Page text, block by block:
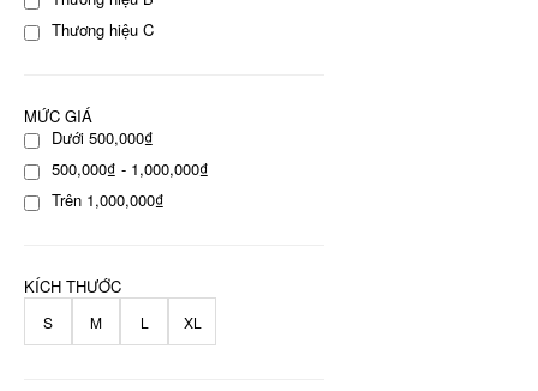
Thương hiệu C
MỨC GIÁ
Dưới 500,000₫
500,000₫ - 1,000,000₫
Trên 1,000,000₫
KÍCH THƯỚC
S M L XL